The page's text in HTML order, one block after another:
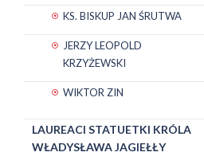
KS. BISKUP JAN ŚRUTWA
JERZY LEOPOLD
KRZYŻEWSKI
WIKTOR ZIN
LAUREACI STATUETKI KRÓLA
WŁADYSŁAWA JAGIEŁŁY